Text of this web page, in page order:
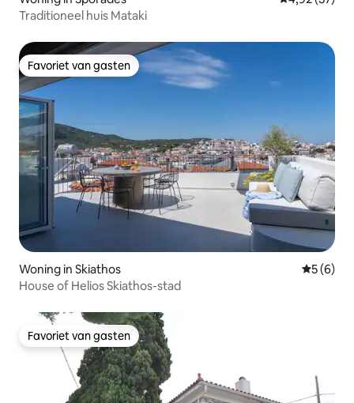
Traditioneel huis Mataki
Favoriet van gasten
Favoriet van gasten
Woning in Skiathos
5 (6)
House of Helios Skiathos-stad
Favoriet van gasten
Favoriet van gasten